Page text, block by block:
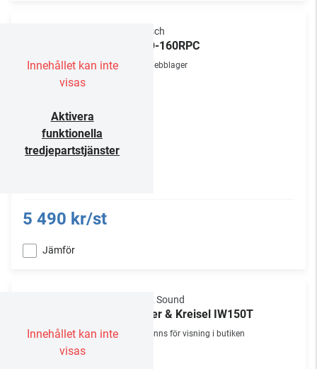
Innehållet kan inte
visas
Aktivera
funktionella
tredjepartstjänster
Klipsch
PRO-160RPC
Webblager
5 490 kr/st
Jämför
Innehållet kan inte
visas
M&K Sound
Miller & Kreisel IW150T
Finns för visning i butiken